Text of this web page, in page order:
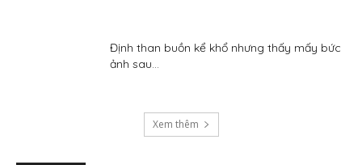
Định than buồn kể khổ nhưng thấy mấy bức
ảnh sau...
Xem thêm